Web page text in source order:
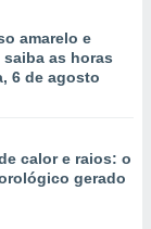
amarelo e
as horas
6 de agosto
calor e raios: o
gerado